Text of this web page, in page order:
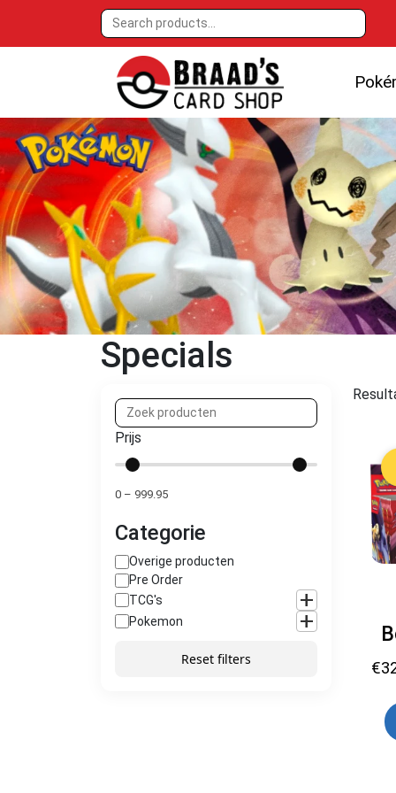
Specials
Prijs
0 – 999.95
Categorie
Overige producten
Pre Order
TCG's
+
Pokemon +
Reset filters €